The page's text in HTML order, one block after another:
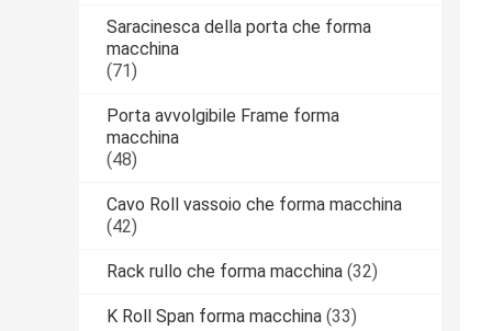
Saracinesca della porta che forma
macchina
(71)
Porta avvolgibile Frame forma
macchina
(48)
Cavo Roll vassoio che forma macchina
(42)
Rack rullo che forma macchina (32)
K Roll Span forma macchina (33)